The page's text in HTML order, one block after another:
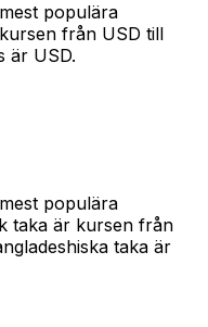
populära
från USD till
är USD.
populära
taka är kursen från
taka är